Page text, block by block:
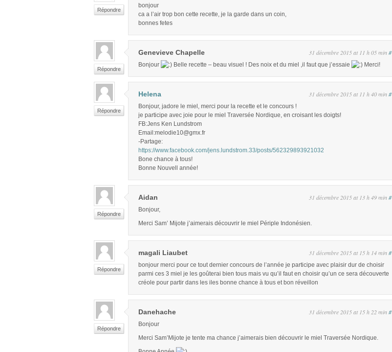
Répondre
bonjour
ca a l’air trop bon cette recette, je la garde dans un coin,
bonnes fetes
Répondre
Genevieve Chapelle 31 décembre 2015 at 11 h 05 min #
Bonjour Belle recette – beau visuel ! Des noix et du miel ,il faut que j’essaie Merci!
Répondre
Helena 31 décembre 2015 at 11 h 40 min #
Bonjour, jadore le miel, merci pour la recette et le concours !
je participe avec joie pour le miel Traversée Nordique, en croisant les doigts!
FB:Jens Ken Lundstrom
Email:melodie10@gmx.fr
-Partage:
https://www.facebook.com/jens.lundstrom.33/posts/562329893921032
Bone chance à tous!
Bonne Nouvell année!
Répondre
Aidan 31 décembre 2015 at 13 h 49 min #
Bonjour,
Merci Sam’ Mijote j’aimerais découvrir le miel Périple Indonésien.
Répondre
magali Liaubet 31 décembre 2015 at 15 h 14 min #
bonjour merci pour ce tout dernier concours de l’année je participe avec plaisir dur de choisir
parmi ces 3 miel je les goûterai bien tous mais vu qu’il faut en choisir qu’un ce sera découverte
créole pour partir dans les iles bonne chance à tous et bon réveillon
Répondre
Danehache 31 décembre 2015 at 15 h 22 min #
Bonjour
Merci Sam’Mijote je tente ma chance j’aimerais bien découvrir le miel Traversée Nordique.